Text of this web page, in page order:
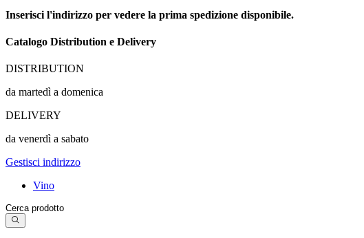
Inserisci l'indirizzo per vedere la prima spedizione disponibile.
Catalogo Distribution e Delivery
DISTRIBUTION
da martedì a domenica
DELIVERY
da venerdì a sabato
Gestisci indirizzo
Vino